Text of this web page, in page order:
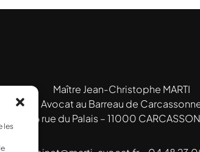
les
Maître Jean-Christophe MARTI
Avocat au Barreau de
26 rue du Palais – 11000